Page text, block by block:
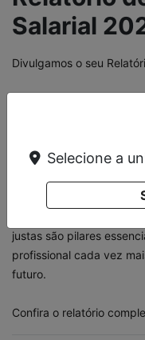
Salarial
Divulgamos o seu
14.611/2023,
com a transparência
justas são pilares
profissional cada vez
futuro.
Confira o relatório
Selecione a